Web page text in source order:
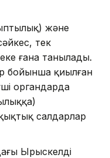
және
тек
ғана танылады.
бойынша қиылған
органдарда
салдарлар
Ырыскелді